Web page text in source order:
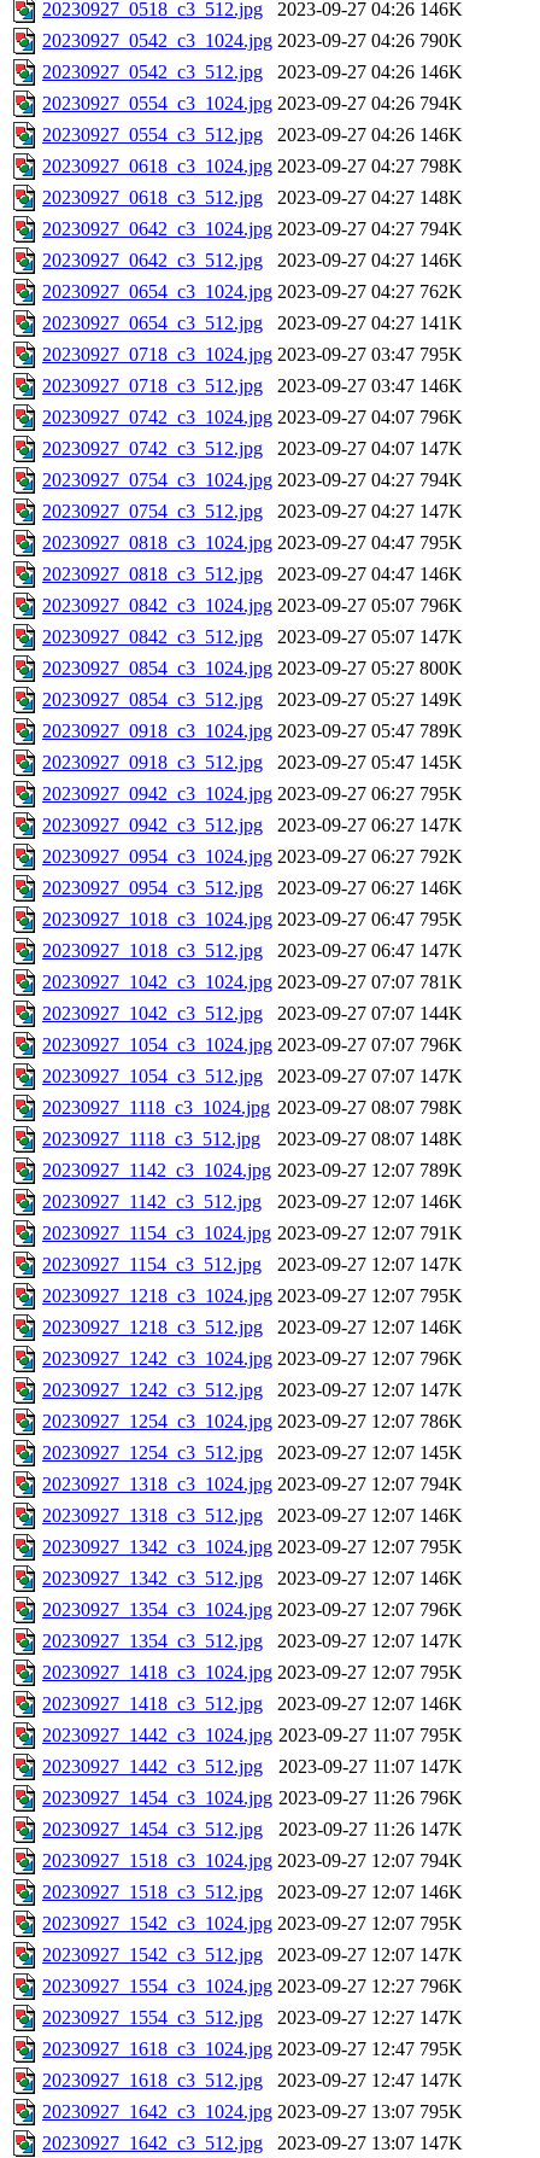
20230927_0518_c3_512.jpg
2023-09-27 04:26 146K
20230927_0542_c3_1024.jpg 2023-09-27 04:26 790K
20230927_0542_c3_512.jpg
2023-09-27 04:26 146K
20230927_0554_c3_1024.jpg 2023-09-27 04:26 794K
20230927_0554_c3_512.jpg
2023-09-27 04:26 146K
20230927_0618_c3_1024.jpg 2023-09-27 04:27 798K
20230927_0618_c3_512.jpg
2023-09-27 04:27 148K
20230927_0642_c3_1024.jpg 2023-09-27 04:27 794K
20230927_0642_c3_512.jpg
2023-09-27 04:27 146K
20230927_0654_c3_1024.jpg 2023-09-27 04:27 762K
20230927_0654_c3_512.jpg
2023-09-27 04:27 141K
20230927_0718_c3_1024.jpg 2023-09-27 03:47 795K
20230927_0718_c3_512.jpg
2023-09-27 03:47 146K
20230927_0742_c3_1024.jpg 2023-09-27 04:07 796K
20230927_0742_c3_512.jpg
2023-09-27 04:07 147K
20230927_0754_c3_1024.jpg 2023-09-27 04:27 794K
20230927_0754_c3_512.jpg
2023-09-27 04:27 147K
20230927_0818_c3_1024.jpg 2023-09-27 04:47 795K
20230927_0818_c3_512.jpg
2023-09-27 04:47 146K
20230927_0842_c3_1024.jpg 2023-09-27 05:07 796K
20230927_0842_c3_512.jpg
2023-09-27 05:07 147K
20230927_0854_c3_1024.jpg 2023-09-27 05:27 800K
20230927_0854_c3_512.jpg
2023-09-27 05:27 149K
20230927_0918_c3_1024.jpg 2023-09-27 05:47 789K
20230927_0918_c3_512.jpg
2023-09-27 05:47 145K
20230927_0942_c3_1024.jpg 2023-09-27 06:27 795K
20230927_0942_c3_512.jpg
2023-09-27 06:27 147K
20230927_0954_c3_1024.jpg 2023-09-27 06:27 792K
20230927_0954_c3_512.jpg
2023-09-27 06:27 146K
20230927_1018_c3_1024.jpg 2023-09-27 06:47 795K
20230927_1018_c3_512.jpg
2023-09-27 06:47 147K
20230927_1042_c3_1024.jpg 2023-09-27 07:07 781K
20230927_1042_c3_512.jpg
2023-09-27 07:07 144K
20230927_1054_c3_1024.jpg 2023-09-27 07:07 796K
20230927_1054_c3_512.jpg
2023-09-27 07:07 147K
20230927_1118_c3_1024.jpg 2023-09-27 08:07 798K
20230927_1118_c3_512.jpg
2023-09-27 08:07 148K
20230927_1142_c3_1024.jpg 2023-09-27 12:07 789K
20230927_1142_c3_512.jpg
2023-09-27 12:07 146K
20230927_1154_c3_1024.jpg 2023-09-27 12:07 791K
20230927_1154_c3_512.jpg
2023-09-27 12:07 147K
20230927_1218_c3_1024.jpg 2023-09-27 12:07 795K
20230927_1218_c3_512.jpg
2023-09-27 12:07 146K
20230927_1242_c3_1024.jpg 2023-09-27 12:07 796K
20230927_1242_c3_512.jpg
2023-09-27 12:07 147K
20230927_1254_c3_1024.jpg 2023-09-27 12:07 786K
20230927_1254_c3_512.jpg
2023-09-27 12:07 145K
20230927_1318_c3_1024.jpg 2023-09-27 12:07 794K
20230927_1318_c3_512.jpg
2023-09-27 12:07 146K
20230927_1342_c3_1024.jpg 2023-09-27 12:07 795K
20230927_1342_c3_512.jpg
2023-09-27 12:07 146K
20230927_1354_c3_1024.jpg 2023-09-27 12:07 796K
20230927_1354_c3_512.jpg
2023-09-27 12:07 147K
20230927_1418_c3_1024.jpg 2023-09-27 12:07 795K
20230927_1418_c3_512.jpg
2023-09-27 12:07 146K
20230927_1442_c3_1024.jpg 2023-09-27 11:07 795K
20230927_1442_c3_512.jpg
2023-09-27 11:07 147K
20230927_1454_c3_1024.jpg 2023-09-27 11:26 796K
20230927_1454_c3_512.jpg
2023-09-27 11:26 147K
20230927_1518_c3_1024.jpg 2023-09-27 12:07 794K
20230927_1518_c3_512.jpg
2023-09-27 12:07 146K
20230927_1542_c3_1024.jpg 2023-09-27 12:07 795K
20230927_1542_c3_512.jpg
2023-09-27 12:07 147K
20230927_1554_c3_1024.jpg 2023-09-27 12:27 796K
20230927_1554_c3_512.jpg
2023-09-27 12:27 147K
20230927_1618_c3_1024.jpg 2023-09-27 12:47 795K
20230927_1618_c3_512.jpg
2023-09-27 12:47 147K
20230927_1642_c3_1024.jpg 2023-09-27 13:07 795K
20230927_1642_c3_512.jpg
2023-09-27 13:07 147K